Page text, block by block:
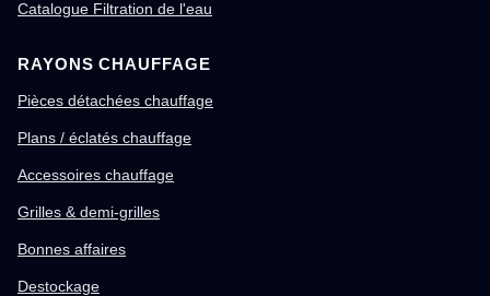
Catalogue Filtration de l'eau
RAYONS CHAUFFAGE
Pièces détachées chauffage
Plans / éclatés chauffage
Accessoires chauffage
Grilles & demi-grilles
Bonnes affaires
Destockage